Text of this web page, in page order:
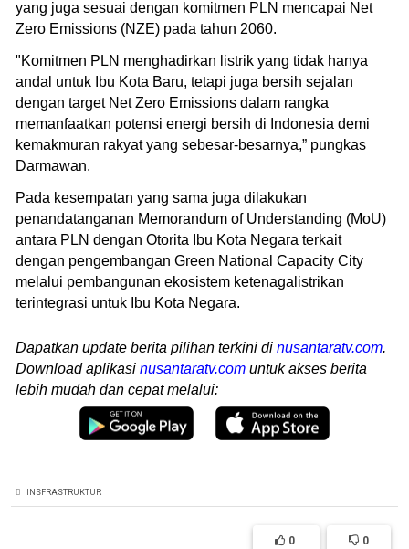
yang juga sesuai dengan komitmen PLN mencapai Net
Zero Emissions (NZE) pada tahun 2060.
"Komitmen PLN menghadirkan listrik yang tidak hanya
andal untuk Ibu Kota Baru, tetapi juga bersih sejalan
dengan target Net Zero Emissions dalam rangka
memanfaatkan potensi energi bersih di Indonesia demi
kemakmuran rakyat yang sebesar-besarnya,” pungkas
Darmawan.
Pada kesempatan yang sama juga dilakukan
penandatanganan Memorandum of Understanding (MoU)
antara PLN dengan Otorita Ibu Kota Negara terkait
dengan pengembangan Green National Capacity City
melalui pembangunan ekosistem ketenagalistrikan
terintegrasi untuk Ibu Kota Negara.
Dapatkan update berita pilihan terkini di nusantaratv.com.
Download aplikasi nusantaratv.com untuk akses berita
lebih mudah dan cepat melalui:
INSFRASTRUKTUR
0 0